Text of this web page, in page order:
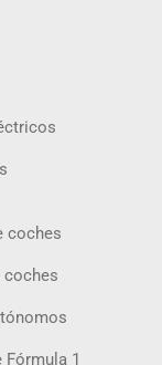
coches
coches
Fórmula 1